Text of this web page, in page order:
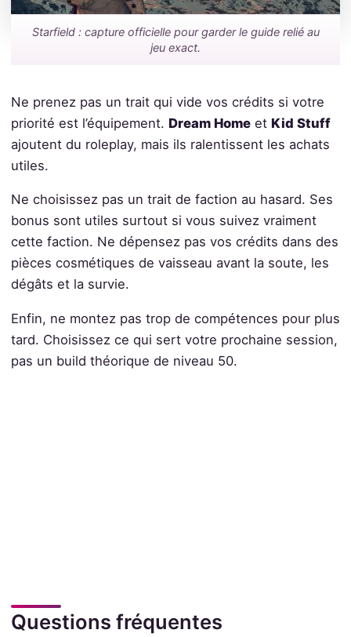
Starfield : capture officielle pour garder le guide relié au
jeu exact.
Ne prenez pas un trait qui vide vos crédits si votre
priorité est l’équipement. Dream Homeet Kid Stuff
ajoutent du roleplay, mais ils ralentissent les achats
utiles.
Ne choisissez pas un trait de faction au hasard. Ses
bonus sont utiles surtout si vous suivez vraiment
cette faction. Ne dépensez pas vos crédits dans des
pièces cosmétiques de vaisseau avant la soute, les
dégâts et la survie.
Enfin, ne montez pas trop de compétences pour plus
tard. Choisissez ce qui sert votre prochaine session,
pas un build théorique de niveau 50.
Questions fréquentes